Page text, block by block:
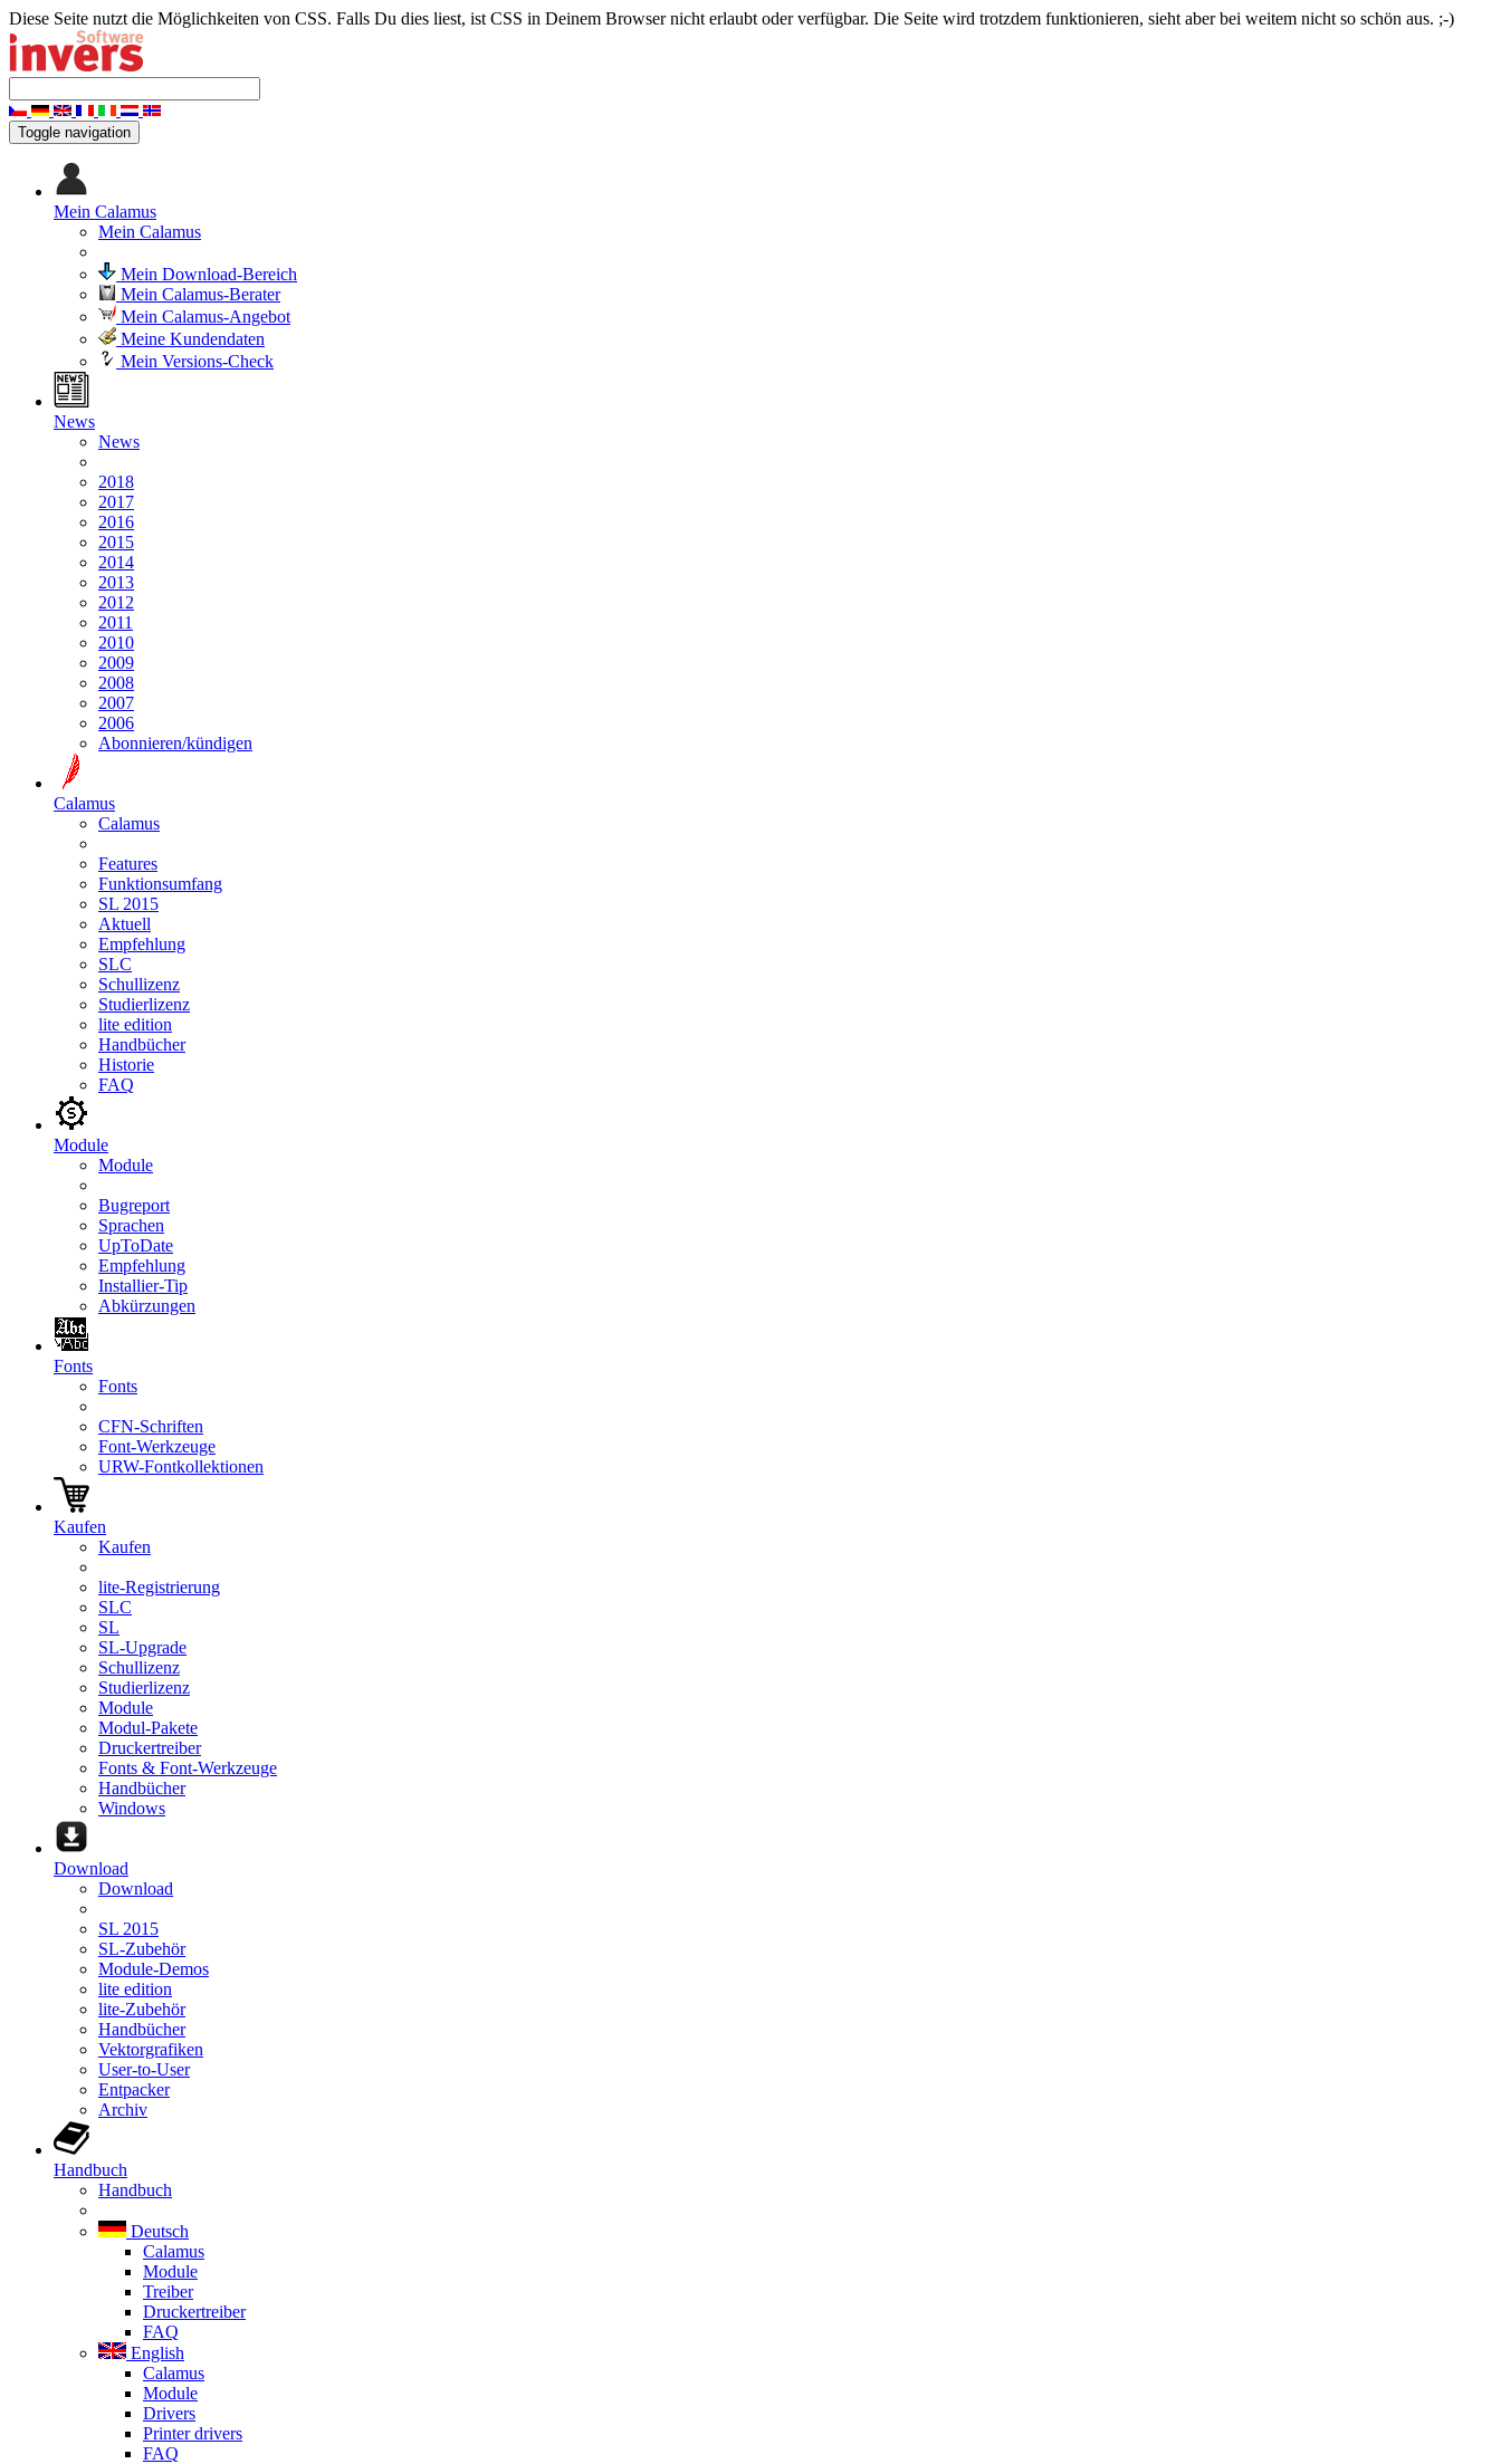
Diese Seite nutzt die Möglichkeiten von CSS. Falls Du dies liest, ist CSS in Deinem Browser nicht erlaubt oder verfügbar. Die Seite wird trotzdem funktionieren, sieht aber bei weitem nicht so schön aus. ;-)
Toggle navigation
Mein Calamus
Mein Calamus
Mein Download-Bereich
Mein Calamus-Berater
Mein Calamus-Angebot
Meine Kundendaten
Mein Versions-Check
News
News
2018
2017
2016
2015
2014
2013
2012
2011
2010
2009
2008
2007
2006
Abonnieren/kündigen
Calamus
Calamus
Features
Funktionsumfang
SL 2015
Aktuell
Empfehlung
SLC
Schullizenz
Studierlizenz
lite edition
Handbücher
Historie
FAQ
Module
Module
Bugreport
Sprachen
UpToDate
Empfehlung
Installier-Tip
Abkürzungen
Fonts
Fonts
CFN-Schriften
Font-Werkzeuge
URW-Fontkollektionen
Kaufen
Kaufen
lite-Registrierung
SLC
SL
SL-Upgrade
Schullizenz
Studierlizenz
Module
Modul-Pakete
Druckertreiber
Fonts & Font-Werkzeuge
Handbücher
Windows
Download
Download
SL 2015
SL-Zubehör
Module-Demos
lite edition
lite-Zubehör
Handbücher
Vektorgrafiken
User-to-User
Entpacker
Archiv
Handbuch
Handbuch
Deutsch
Calamus
Module
Treiber
Druckertreiber
FAQ
English
Calamus
Module
Drivers
Printer drivers
FAQ